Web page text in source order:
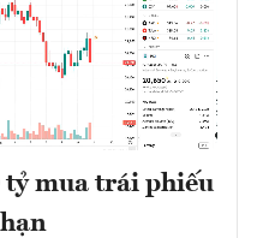
tỷ mua trái phiếu